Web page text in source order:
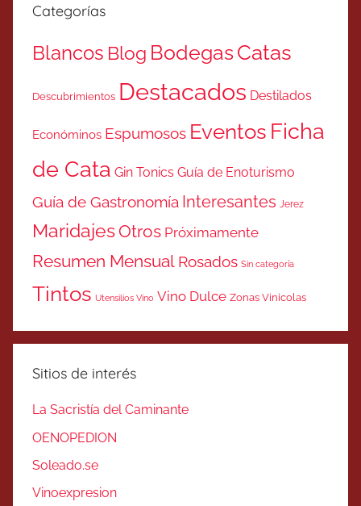
Categorías
Blancos Blog BodegasCatas
Descubrimientos Destacados Destilados
Económinos Espumosos Eventos Ficha
de Cata Gin Tonics Guía de Enoturismo
Guía de Gastronomía Interesantes Jerez
MaridajesOtros Próximamente
Resumen Mensual Rosados Sin categoría
Tintos Utensilios Vino Vino Dulce Zonas Vinicolas
Sitios de interés
La Sacristía del Caminante
OENOPEDION
Soleado.se
Vinoexpresion